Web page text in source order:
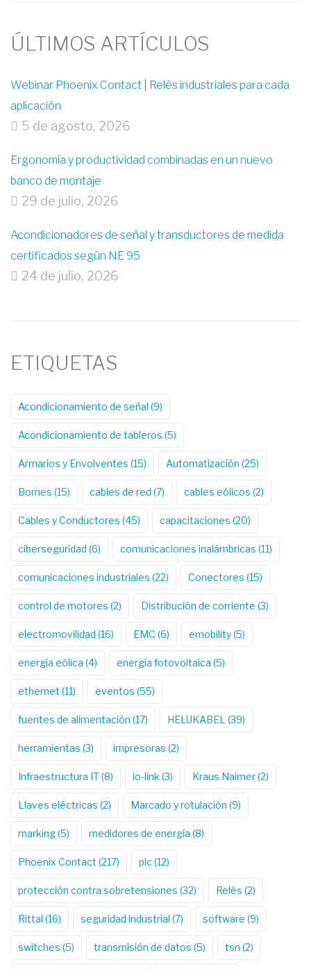
ÚLTIMOS ARTÍCULOS
Webinar Phoenix Contact | Relés industriales para cada
aplicación
5 de agosto, 2026
Ergonomía y productividad combinadas en un nuevo
banco de montaje
29 de julio, 2026
Acondicionadores de señal y transductores de medida
certificados según NE 95
24 de julio, 2026
ETIQUETAS
Acondicionamiento de señal (9)
Acondicionamiento de tableros (5)
Armarios y Envolventes (15) Automatización (25)
Bornes (15) cables de red (7) cables eólicos (2)
Cables y Conductores (45) capacitaciones (20)
ciberseguridad (6) comunicaciones inalámbricas (11)
comunicaciones industriales (22) Conectores (15)
control de motores (2) Distribución de corriente (3)
electromovilidad (16) EMC (6) emobility(5)
energía eólica (4) energía fotovoltaica (5)
ethernet (11) eventos (55)
fuentes de alimentación (17) HELUKABEL (39)
herramientas (3) impresoras (2)
Infraestructura IT(8) io-link (3) Kraus Naimer(2)
Llaves eléctricas (2) Marcado y rotulación (9)
marking(5) medidores de energía (8)
Phoenix Contact (217) plc(12)
protección contra sobretensiones (32) Relés (2)
Rittal (16) seguridad industrial (7) software (9)
switches (5) transmisión de datos (5) tsn (2)